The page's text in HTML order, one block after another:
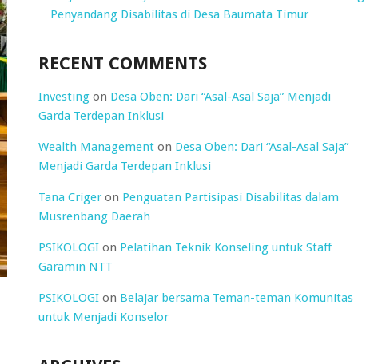
Penyandang Disabilitas di Desa Baumata Timur
RECENT COMMENTS
Investing on Desa Oben: Dari “Asal-Asal Saja” Menjadi
Garda Terdepan Inklusi
Wealth Management on Desa Oben: Dari “Asal-Asal Saja”
Menjadi Garda Terdepan Inklusi
Tana Criger on Penguatan Partisipasi Disabilitas dalam
Musrenbang Daerah
PSIKOLOGI on Pelatihan Teknik Konseling untuk Staff
Garamin NTT
PSIKOLOGI on Belajar bersama Teman-teman Komunitas
untuk Menjadi Konselor